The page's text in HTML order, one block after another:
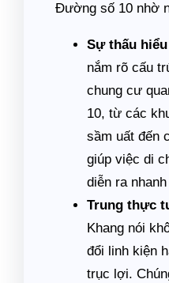
Đường số 10 nhờ
Sự thấu
nắm rõ cấu
chung cư
10, từ các
sầm uất đến
giúp việc di
diễn ra
Trung thực
Khang nói
đổi linh kiện
trục lợi.